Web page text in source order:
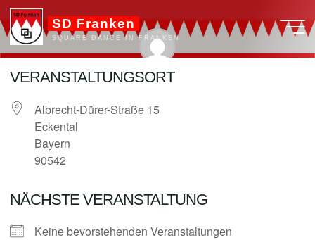
Zum
Inhalt
springen
SD Franken
SQUARE DANCE IN FRANKEN
admin
VERANSTALTUNGSORT
Albrecht-Dürer-Straße 15
Eckental
Bayern
90542
NÄCHSTE VERANSTALTUNG
Keine bevorstehenden Veranstaltungen